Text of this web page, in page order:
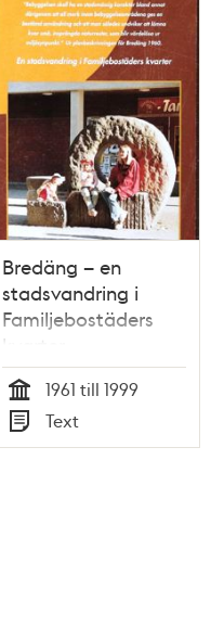
Bredäng – en
stadsvandring i
Familjebostäders
kvarter
Tid
1961 till 1999
Typ
Text